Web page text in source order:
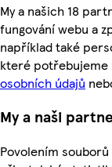
My a našich 18
fungování webu a
například také
které potřebujeme
osobních údajů
My a naši
Povolením